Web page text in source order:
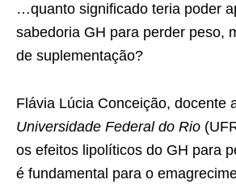
…quanto significado teria poder
sabedoria GH para perder peso,
de suplementação?
Flávia Lúcia Conceição, docente
Universidade Federal do Rio
os efeitos lipolíticos do GH para
é fundamental para o